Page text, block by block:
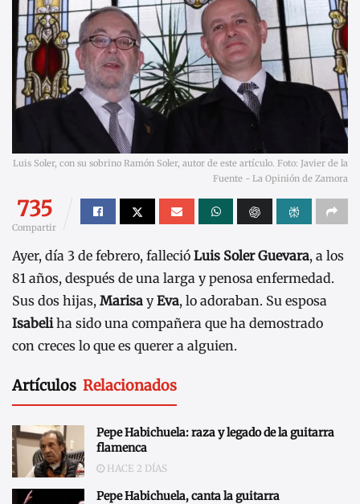
Luis Soler, con su sobrino Ramón Soler, autor de este artículo. Foto: Javier de la
Fuente - La Opinión de Zamora
735
Compartir
Ayer, día 3 de febrero, falleció Luis Soler Guevara, a los
81 años, después de una larga y penosa enfermedad.
Sus dos hijas, Marisa yEva, lo adoraban. Su esposa
Isabeliha sido una compañera que ha demostrado
con creces lo que es querer a alguien.
Artículos Relacionados
Pepe Habichuela: raza y legado de la guitarra
flamenca
HACE 2 DÍAS
Pepe Habichuela, canta la guitarra